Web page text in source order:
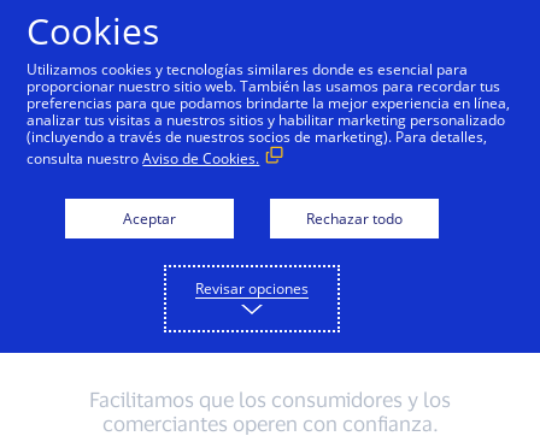
Nuestro negocio VisaNet Operar con
Una manera mejor
de pagar y de
recibir pagos
Facilitamos que los consumidores y los
comerciantes operen con confianza.
Cookies
Utilizamos cookies y tecnologías similares donde es esencial para
proporcionar nuestro sitio web. También las usamos para recordar tus
preferencias para que podamos brindarte la mejor experiencia en línea,
analizar tus visitas a nuestros sitios y habilitar marketing personalizado
(incluyendo a través de nuestros socios de marketing). Para detalles,
consulta nuestroAviso de Cookies.
Aceptar Rechazar todo
Revisar opciones